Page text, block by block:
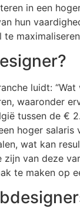
in een
hun
luidt:
waaronder
tussen de €
hoger
wat kan
van deze
te maken op